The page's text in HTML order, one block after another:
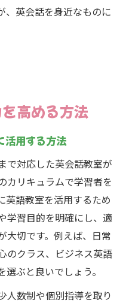
、英会話を身近なものに
高める方法
活用する方法
で対応した英会話教室が
カリキュラムで学習者を
英語教室を活用するため
学習目的を明確にし、適
大切です。例えば、日常
のクラス、ビジネス英語
ぶと良いでしょう。
人数制や個別指導を取り